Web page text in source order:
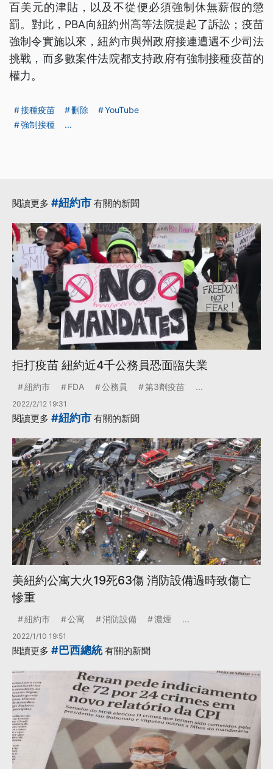
百美元的津貼，以及不從便必須強制休無薪假的懲
罰。對此，PBA向紐約州高等法院提起了訴訟；疫苗
強制令實施以來，紐約市與州政府接連遭遇不少司法
挑戰，而多數案件法院都支持政府有強制接種疫苗的
權力。
接種疫苗 刪除
YouTube
強制接種
...
閱讀更多 #紐約市 有關的新聞
拒打疫苗 紐約近4千公務員恐面臨失業
紐約市 FDA 公務員 第3劑疫苗 ...
2022/2/12 19:31
閱讀更多 #紐約市 有關的新聞
美紐約公寓大火19死63傷 消防設備過時致傷亡
慘重
紐約市 公寓 消防設備 濃煙 ...
2022/1/10 19:51
閱讀更多 #巴西總統有關的新聞